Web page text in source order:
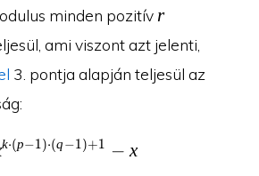
minden pozitív r
r
ami viszont azt jelenti,
3. pontja alapján teljesül az
r|x^{k\cdot (p-1)\cdot
k⋅(p−1)⋅(q−1)+1 − x